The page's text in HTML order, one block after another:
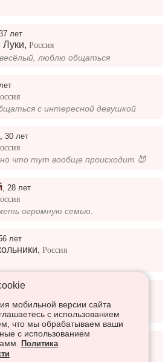
лет
Луки,Россия
люблю общаться
с интересной девушкой
,30 лет
что тут вообще происходит 😈
28 лет
огромную семью.
лет
,Россия
,43 года
,Россия
для серьёзных отношений
,53 года
мобильной версии сайта
с использованием
что мы обрабатываем ваши
с использованием
Политика